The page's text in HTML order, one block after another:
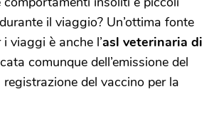
il viaggio? Un’ottima fonte
viaggi è anche l’asl veterinaria di
comunque dell’emissione del
del vaccino per la